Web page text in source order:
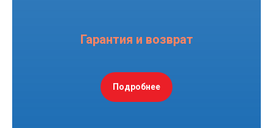
Гарантия и возврат
Подробнее